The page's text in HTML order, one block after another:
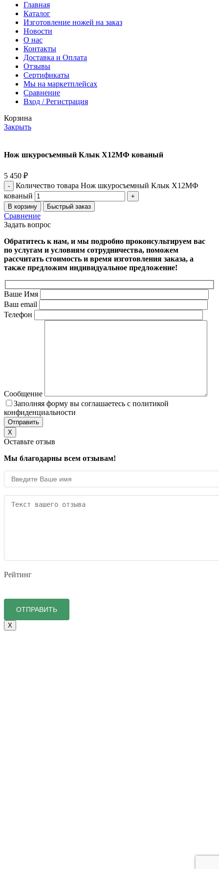
Главная
Каталог
Изготовление ножей на заказ
Новости
О нас
Контакты
Доставка и Оплата
Отзывы
Сертификаты
Мы на маркетплейсах
Сравнение
Вход / Регистрация
Корзина
Закрыть
Нож шкуросъемный Клык Х12МФ кованый
5 450 ₽
Количество товара Нож шкуросъемный Клык Х12МФ
кованый
В корзину Быстрый заказ
Сравнение
Задать вопрос
Обратитесь к нам, и мы подробно проконсультируем вас
по услугам и условиям сотрудничества, поможем
рассчитать стоимость и время изготовления заказа, а
также предложим индивидуальное предложение!
Ваше Имя
Ваш email
Телефон
Сообщение
Заполняя форму вы соглашаетесь с политикой
конфиденциальности
X
Оставьте отзыв
Мы благодарны всем отзывам!
Рейтинг
X